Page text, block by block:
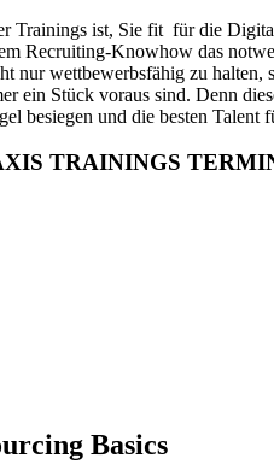
Trainings ist, Sie fit für die
Recruiting-Knowhow das
nur wettbewerbsfähig zu halten,
ein Stück voraus sind. Denn
besiegen und die besten Talent
TRAININGS
Basics